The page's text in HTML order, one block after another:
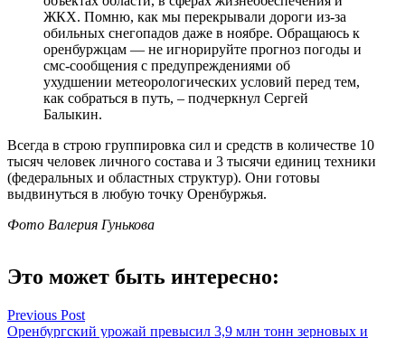
ЖКХ. Помню, как мы перекрывали дороги из-за
обильных снегопадов даже в ноябре. Обращаюсь к
оренбуржцам — не игнорируйте прогноз погоды и
смс-сообщения с предупреждениями об
ухудшении метеорологических условий перед тем,
как собраться в путь, – подчеркнул Сергей
Балыкин.
Всегда в строю группировка сил и средств в количестве 10
тысяч человек личного состава и 3 тысячи единиц техники
(федеральных и областных структур). Они готовы
выдвинуться в любую точку Оренбуржья.
Фото Валерия Гунькова
Это может быть интересно:
Навигация
Previous Post
Оренбургский урожай превысил 3,9 млн тонн зерновых и